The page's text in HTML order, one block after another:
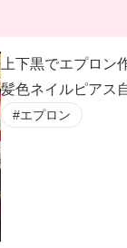
上下黒でエプロン
髪色ネイルピアス
#エプロン